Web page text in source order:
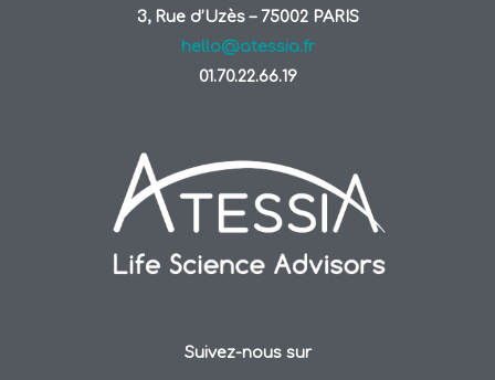
3, Rue d’Uzès – 75002 PARIS
hello@atessia.fr
01.70.22.66.19
Suivez-nous sur